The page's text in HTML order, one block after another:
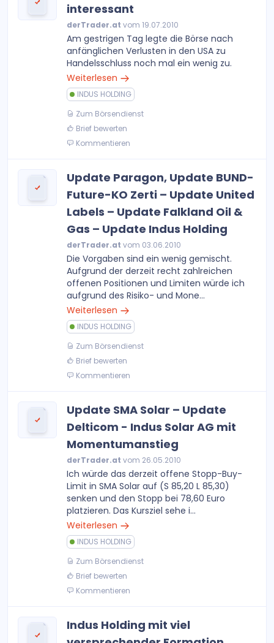
interessant
derTrader.at vom 19.07.2010
Am gestrigen Tag legte die Börse nach
anfänglichen Verlusten in den USA zu
Handelsschluss noch mal ein wenig zu.
Weiterlesen
INDUS HOLDING
Zum Börsendienst
Brief bewerten
Kommentieren
Update Paragon, Update BUND-
Future-KO Zerti – Update United
Labels – Update Falkland Oil &
Gas – Update Indus Holding
derTrader.at vom 03.06.2010
Die Vorgaben sind ein wenig gemischt.
Aufgrund der derzeit recht zahlreichen
offenen Positionen und Limiten würde ich
aufgrund des Risiko- und Mone...
Weiterlesen
INDUS HOLDING
Zum Börsendienst
Brief bewerten
Kommentieren
Update SMA Solar – Update
Delticom - Indus Solar AG mit
Momentumanstieg
derTrader.at vom 26.05.2010
Ich würde das derzeit offene Stopp-Buy-
Limit in SMA Solar auf (S 85,20 L 85,30)
senken und den Stopp bei 78,60 Euro
platzieren. Das Kursziel sehe i...
Weiterlesen
INDUS HOLDING
Zum Börsendienst
Brief bewerten
Kommentieren
Indus Holding mit viel